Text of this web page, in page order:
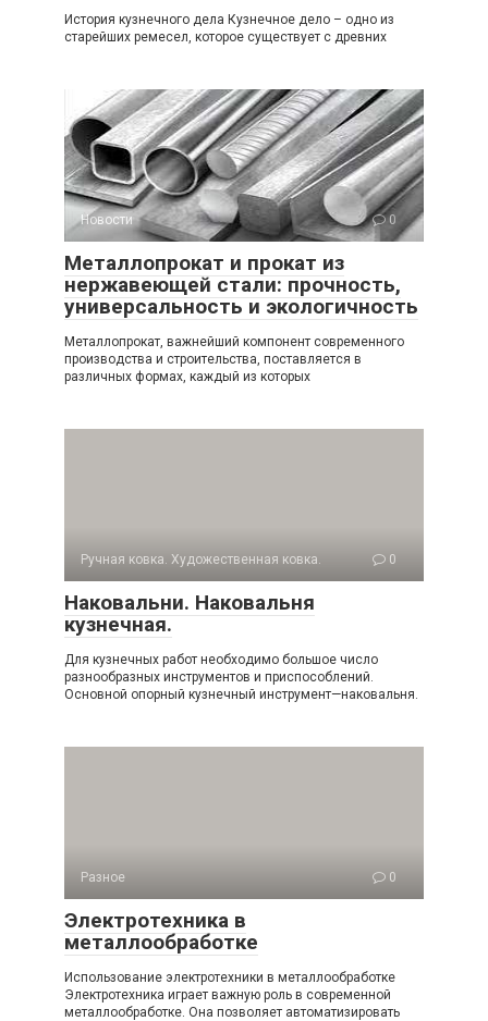
История кузнечного дела Кузнечное дело – одно из
старейших ремесел, которое существует с древних
Новости 0
Металлопрокат и прокат из
нержавеющей стали: прочность,
универсальность и экологичность
Металлопрокат, важнейший компонент современного
производства и строительства, поставляется в
различных формах, каждый из которых
Ручная ковка. Художественная ковка. 0
Наковальни. Наковальня
кузнечная.
Для кузнечных работ необходимо большое число
разнообразных инструментов и приспособлений.
Основной опорный кузнечный инструмент—наковальня.
Разное 0
Электротехника в
металлообработке
Использование электротехники в металлообработке
Электротехника играет важную роль в современной
металлообработке. Она позволяет автоматизировать